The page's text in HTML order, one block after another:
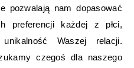
pozwalają nam dopasować
preferencji każdej z płci,
unikalność Waszej relacji.
czegoś dla naszego